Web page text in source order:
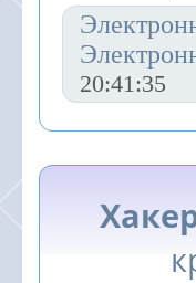
20:41:35